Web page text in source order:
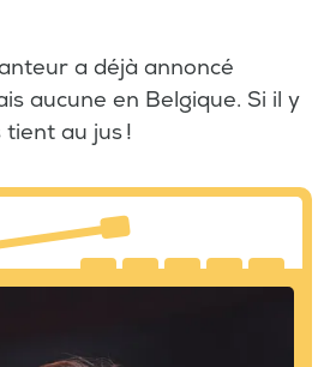
a déjà annoncé
aucune en Belgique. Si il y
au jus !